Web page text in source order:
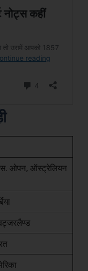
ओपन, ऑस्ट्रेलियन